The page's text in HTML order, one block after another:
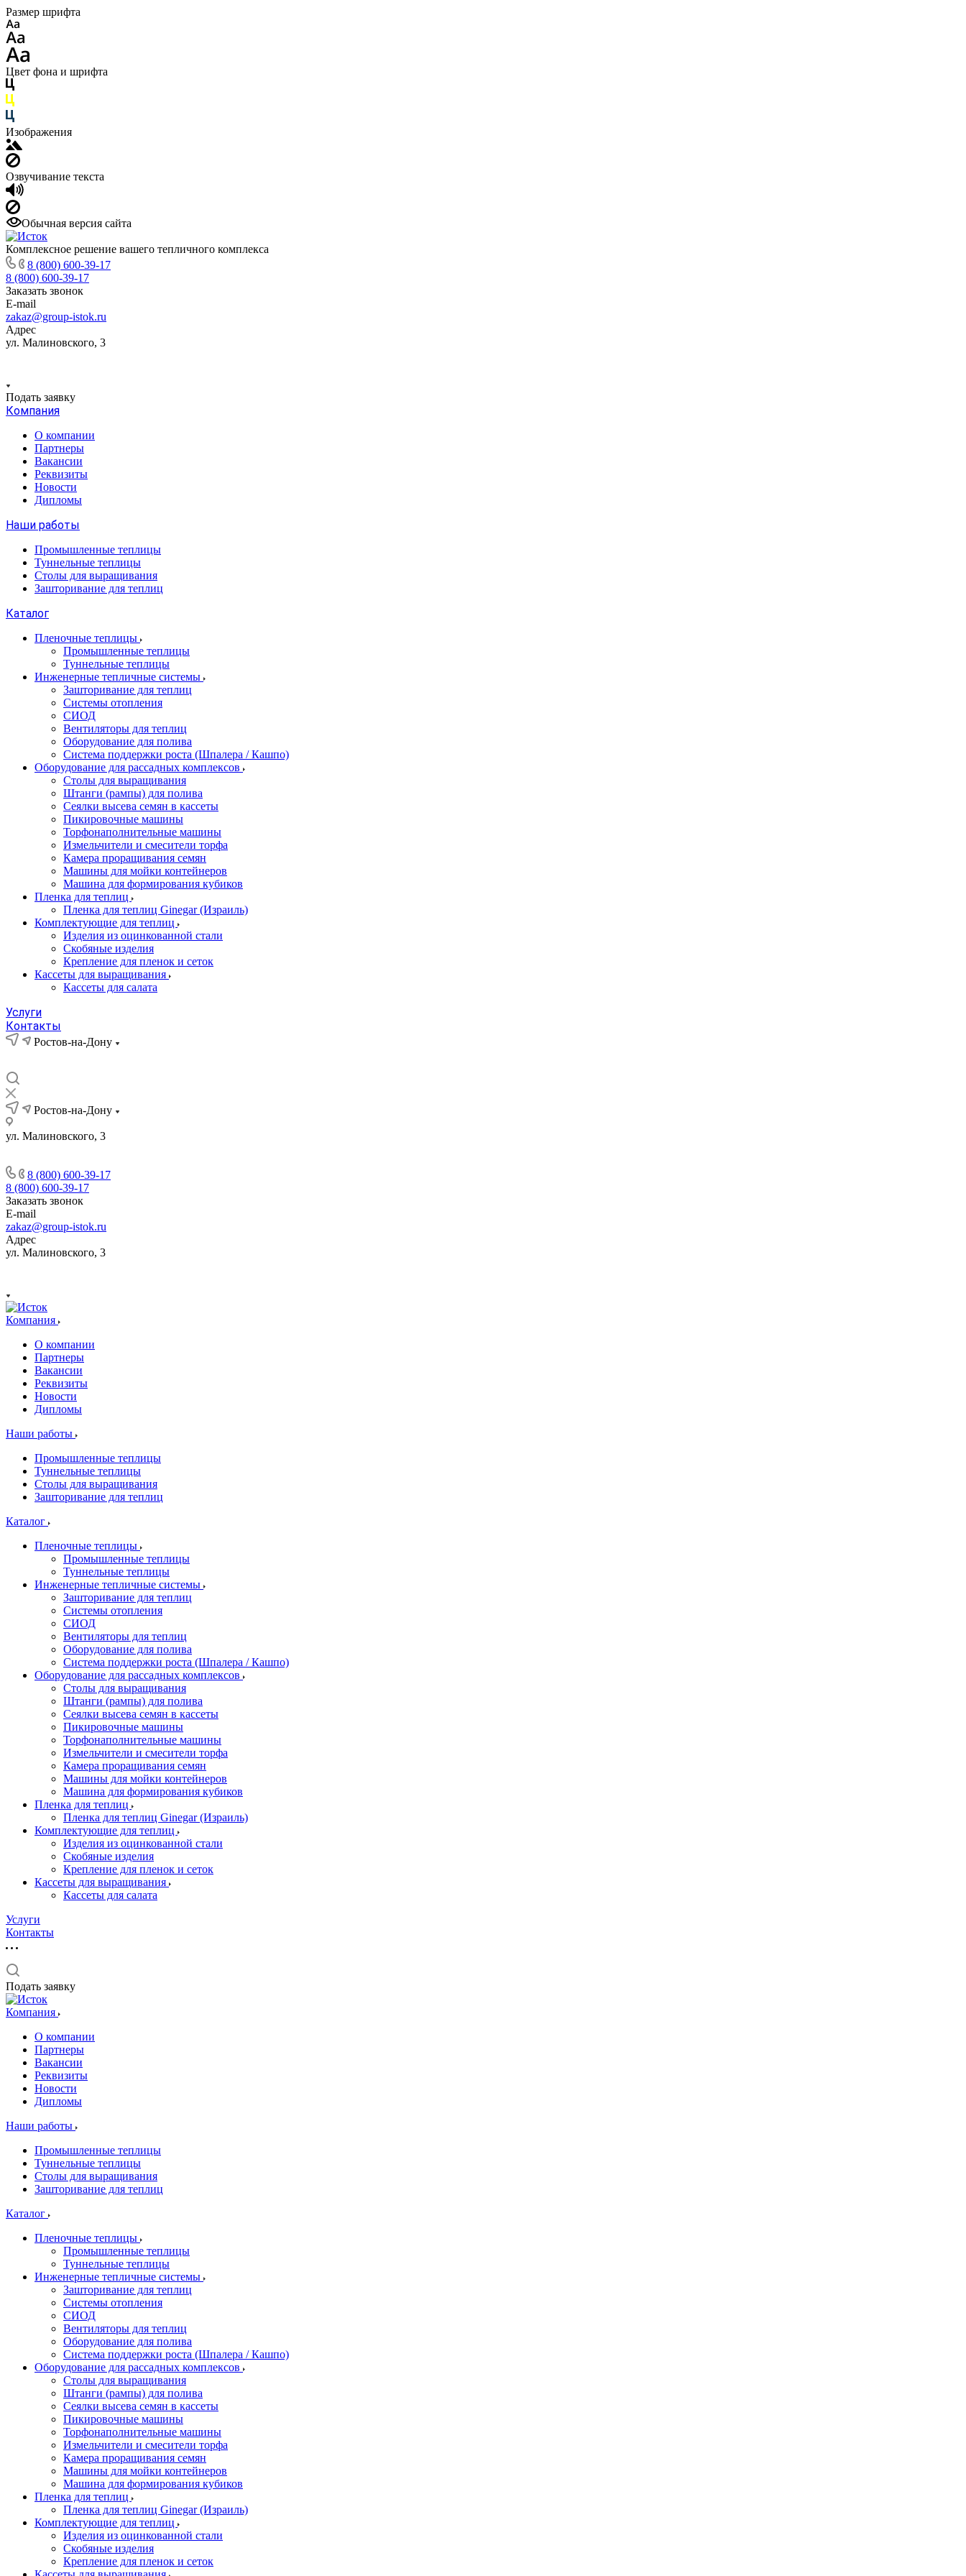
Размер шрифта
Цвет фона и шрифта
Изображения
Озвучивание текста
Обычная версия сайта
Комплексное решение вашего тепличного комплекса
8 (800) 600-39-17
8 (800) 600-39-17
Заказать звонок
E-mail
zakaz@group-istok.ru
Адрес
ул. Малиновского, 3
Подать заявку
Компания
О компании
Партнеры
Вакансии
Реквизиты
Новости
Дипломы
Наши работы
Промышленные теплицы
Туннельные теплицы
Столы для выращивания
Зашторивание для теплиц
Каталог
Пленочные теплицы
Промышленные теплицы
Туннельные теплицы
Инженерные тепличные системы
Зашторивание для теплиц
Системы отопления
СИОД
Вентиляторы для теплиц
Оборудование для полива
Система поддержки роста (Шпалера / Кашпо)
Оборудование для рассадных комплексов
Столы для выращивания
Штанги (рампы) для полива
Сеялки высева семян в кассеты
Пикировочные машины
Торфонаполнительные машины
Измельчители и смесители торфа
Камера проращивания семян
Машины для мойки контейнеров
Машина для формирования кубиков
Пленка для теплиц
Пленка для теплиц Ginegar (Израиль)
Комплектующие для теплиц
Изделия из оцинкованной стали
Скобяные изделия
Крепление для пленок и сеток
Кассеты для выращивания
Кассеты для салата
Услуги
Контакты
Ростов-на-Дону
Ростов-на-Дону
ул. Малиновского, 3
8 (800) 600-39-17
8 (800) 600-39-17
Заказать звонок
E-mail
zakaz@group-istok.ru
Адрес
ул. Малиновского, 3
Компания
О компании
Партнеры
Вакансии
Реквизиты
Новости
Дипломы
Наши работы
Промышленные теплицы
Туннельные теплицы
Столы для выращивания
Зашторивание для теплиц
Каталог
Пленочные теплицы
Промышленные теплицы
Туннельные теплицы
Инженерные тепличные системы
Зашторивание для теплиц
Системы отопления
СИОД
Вентиляторы для теплиц
Оборудование для полива
Система поддержки роста (Шпалера / Кашпо)
Оборудование для рассадных комплексов
Столы для выращивания
Штанги (рампы) для полива
Сеялки высева семян в кассеты
Пикировочные машины
Торфонаполнительные машины
Измельчители и смесители торфа
Камера проращивания семян
Машины для мойки контейнеров
Машина для формирования кубиков
Пленка для теплиц
Пленка для теплиц Ginegar (Израиль)
Комплектующие для теплиц
Изделия из оцинкованной стали
Скобяные изделия
Крепление для пленок и сеток
Кассеты для выращивания
Кассеты для салата
Услуги
Контакты
Подать заявку
Компания
О компании
Партнеры
Вакансии
Реквизиты
Новости
Дипломы
Наши работы
Промышленные теплицы
Туннельные теплицы
Столы для выращивания
Зашторивание для теплиц
Каталог
Пленочные теплицы
Промышленные теплицы
Туннельные теплицы
Инженерные тепличные системы
Зашторивание для теплиц
Системы отопления
СИОД
Вентиляторы для теплиц
Оборудование для полива
Система поддержки роста (Шпалера / Кашпо)
Оборудование для рассадных комплексов
Столы для выращивания
Штанги (рампы) для полива
Сеялки высева семян в кассеты
Пикировочные машины
Торфонаполнительные машины
Измельчители и смесители торфа
Камера проращивания семян
Машины для мойки контейнеров
Машина для формирования кубиков
Пленка для теплиц
Пленка для теплиц Ginegar (Израиль)
Комплектующие для теплиц
Изделия из оцинкованной стали
Скобяные изделия
Крепление для пленок и сеток